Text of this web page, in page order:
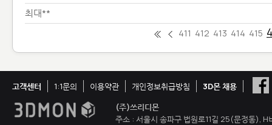
최대**
411 412 413 414 415
고객센터 1:1문의 이용약관 개인정보취급방침
3D몬 채용
(주)쓰리디몬
주소 : 서울시 송파구 법원로11길 25(문정동),